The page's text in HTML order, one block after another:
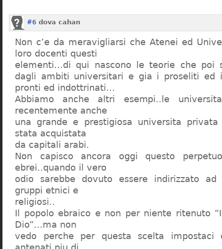
#6 dova cahan
Non c’e da meravigliarsi che Atenei ed
loro docenti questi
elementi…di qui nascono le teorie che poi
dagli ambiti universitari e gia i proseliti ed
pronti ed indottrinati…
Abbiamo anche altri esempi..le
recentemente anche
una grande e prestigiosa universita
stata acquistata
da capitali arabi.
Non capisco ancora oggi questo
ebrei..quando il vero
odio sarebbe dovuto essere indirizzato
gruppi etnici e
religiosi..
Il popolo ebraico e non per niente ritenuto
Dio”…ma non
vedo perche per questa scelta